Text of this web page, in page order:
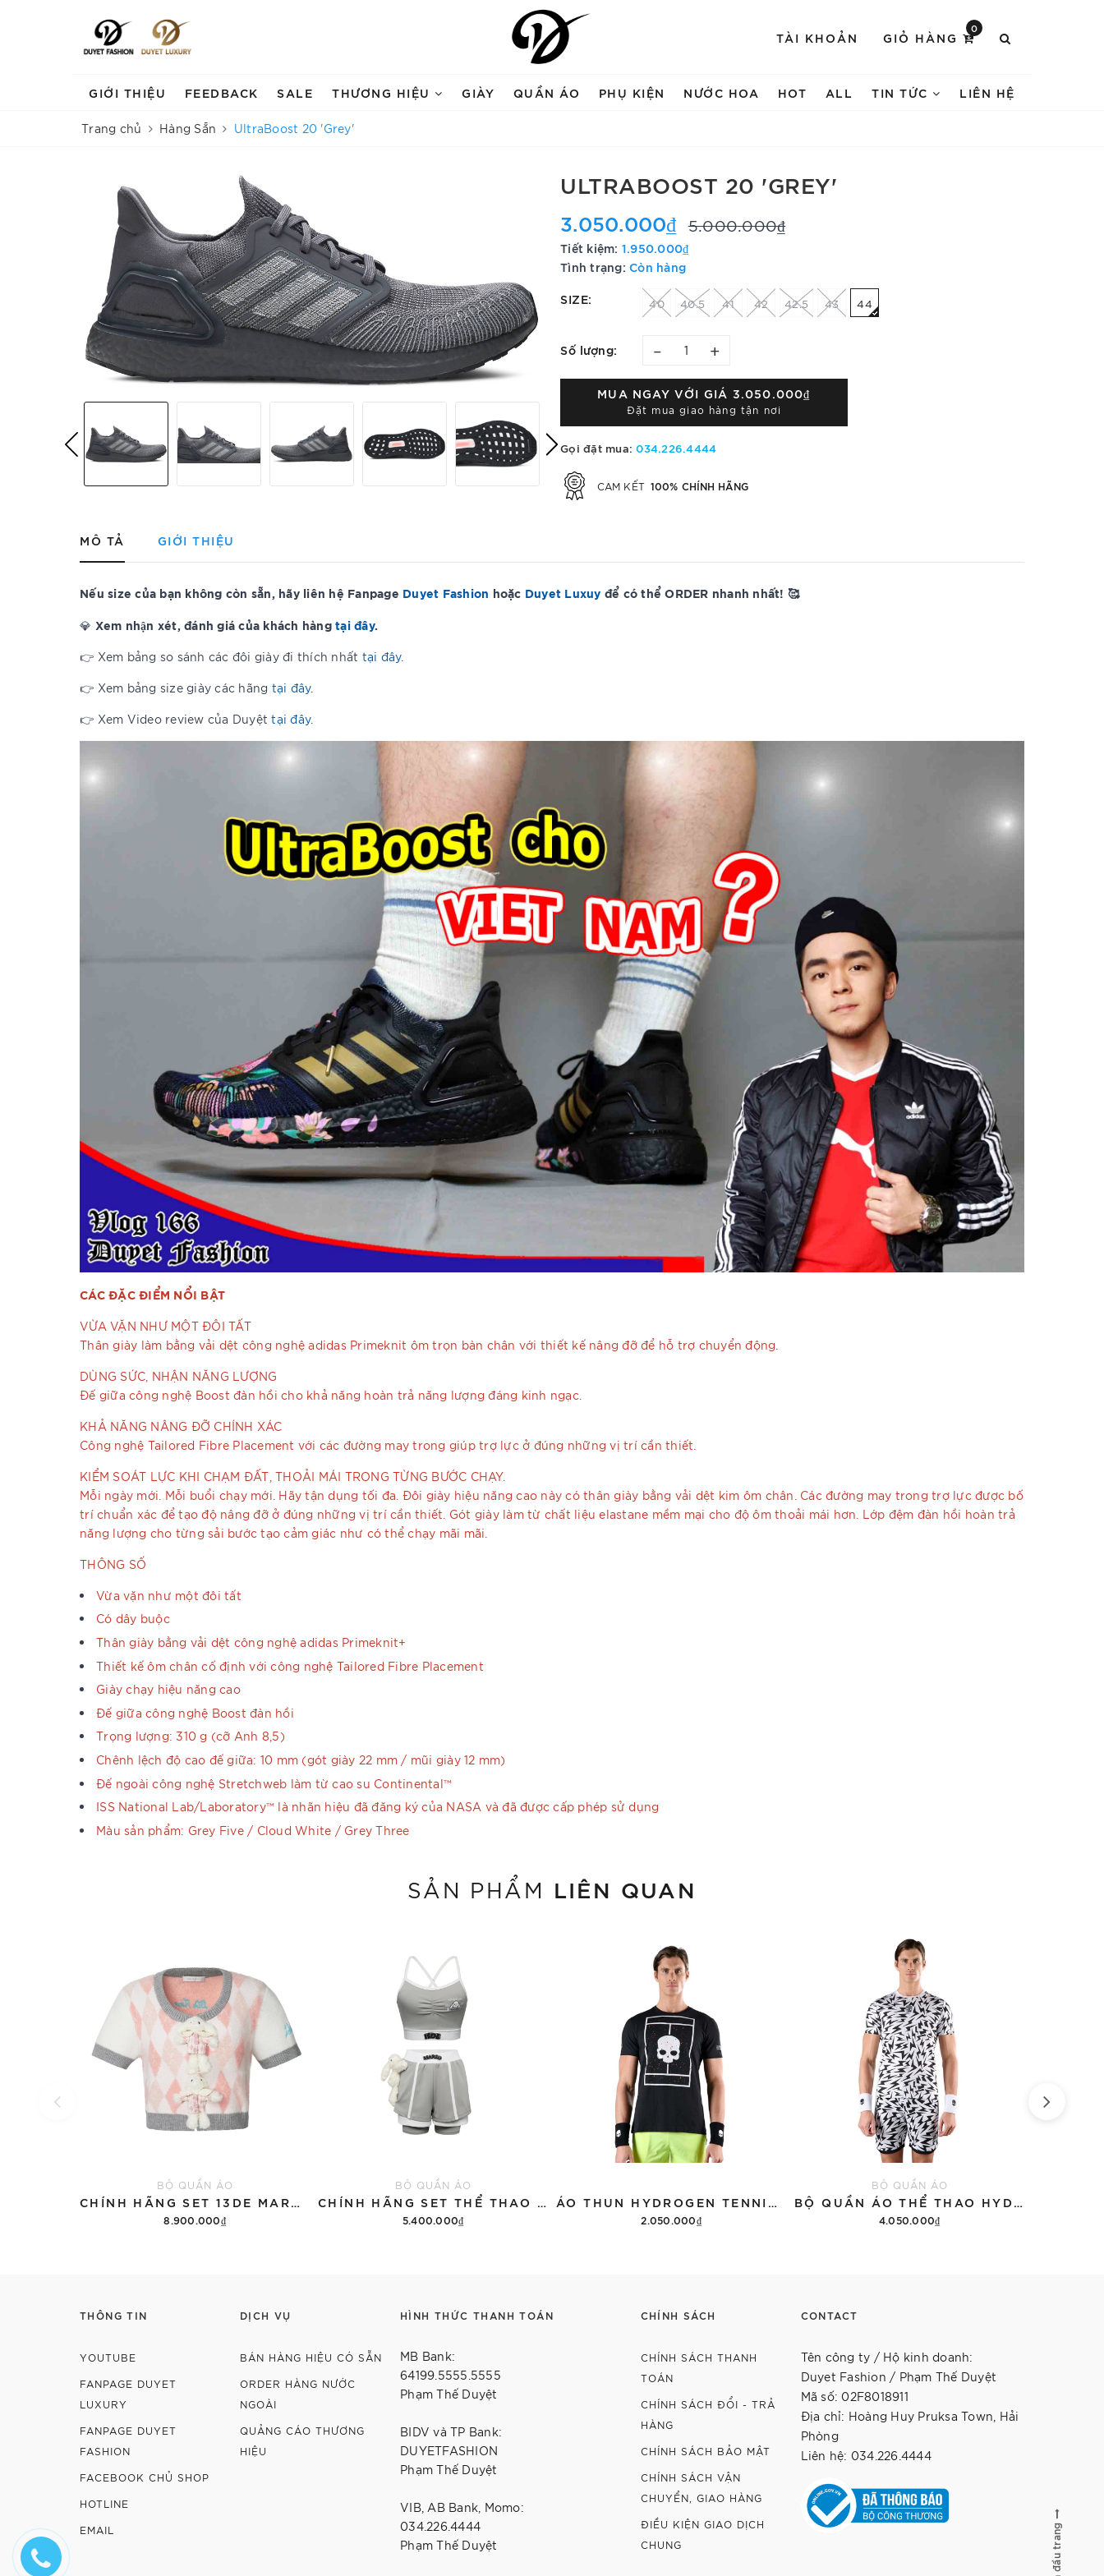
TÀI KHOẢN GIỎ HÀNG
0
GIỚI THIỆU FEEDBACK SALE THƯƠNG HIỆU GIÀY QUẦN ÁO PHỤ KIỆN NƯỚC HOA HOT ALL TIN TỨC LIÊN HỆ
Trang chủ Hàng Sẵn UltraBoost 20 'Grey'
ULTRABOOST 20 'GREY'
3.050.000₫ 5.000.000₫
Tiết kiệm: 1.950.000₫
Tình trạng: Còn hàng
SIZE: 40 40.5 41 42 42.5 43 44
Số lượng: – +
MUA NGAY VỚI GIÁ 3.050.000₫
Đặt mua giao hàng tận nơi
Gọi đặt mua:034.226.4444
CAM KẾT 100% CHÍNH HÃNG
MÔ TẢ GIỚI THIỆU
Nếu size của bạn không còn sẵn, hãy liên hệ Fanpage Duyet Fashion hoặc Duyet Luxuy để có thể ORDER nhanh nhất! 🥰
💎 Xem nhận xét, đánh giá của khách hàng tại đây.
👉 Xem bảng so sánh các đôi giày đi thích nhất tại đây.
👉 Xem bảng size giày các hãng tại đây.
👉 Xem Video review của Duyệttại đây.
CÁC ĐẶC ĐIỂM NỔI BẬT
VỪA VẶN NHƯ MỘT ĐÔI TẤT
Thân giày làm bằng vải dệt công nghệ adidas Primeknit ôm trọn bàn chân với thiết kế nâng đỡ để hỗ trợ chuyển động.
DÙNG SỨC, NHẬN NĂNG LƯỢNG
Đế giữa công nghệ Boost đàn hồi cho khả năng hoàn trả năng lượng đáng kinh ngạc.
KHẢ NĂNG NÂNG ĐỠ CHÍNH XÁC
Công nghệ Tailored Fibre Placement với các đường may trong giúp trợ lực ở đúng những vị trí cần thiết.
KIỂM SOÁT LỰC KHI CHẠM ĐẤT, THOẢI MÁI TRONG TỪNG BƯỚC CHẠY.
Mỗi ngày mới. Mỗi buổi chạy mới. Hãy tận dụng tối đa. Đôi giày hiệu năng cao này có thân giày bằng vải dệt kim ôm chân. Các đường may trong trợ lực được bố
trí chuẩn xác để tạo độ nâng đỡ ở đúng những vị trí cần thiết. Gót giày làm từ chất liệu elastane mềm mại cho độ ôm thoải mái hơn. Lớp đệm đàn hồi hoàn trả
năng lượng cho từng sải bước tạo cảm giác như có thể chạy mãi mãi.
THÔNG SỐ
Vừa vặn như một đôi tất
Có dây buộc
Thân giày bằng vải dệt công nghệ adidas Primeknit+
Thiết kế ôm chân cố định với công nghệ Tailored Fibre Placement
Giày chạy hiệu năng cao
Đế giữa công nghệ Boost đàn hồi
Trọng lượng: 310 g (cỡ Anh 8,5)
Chênh lệch độ cao đế giữa: 10 mm (gót giày 22 mm / mũi giày 12 mm)
Đế ngoài công nghệ Stretchweb làm từ cao su Continental™
ISS National Lab/Laboratory™ là nhãn hiệu đã đăng ký của NASA và đã được cấp phép sử dụng
Màu sản phẩm: Grey Five / Cloud White / Grey Three
SẢN PHẨM LIÊN QUAN
BỘ QUẦN ÁO
CHÍNH HÃNG SET 13DE MARZO SUGAR SWIZZLE SUPER CUTE
8.900.000₫
BỘ QUẦN ÁO
CHÍNH HÃNG SET THỂ THAO 13DE MARZO BEAR VINTAGE 'GRAY'
5.400.000₫
ÁO THUN HYDROGEN TENNIS COURT COTTON 'BLACK'
2.050.000₫
BỘ QUẦN ÁO
BỘ QUẦN ÁO THỂ THAO HYDROGEN THUNDERS TECH
4.050.000₫
THÔNG TIN
YOUTUBE
FANPAGE DUYET
LUXURY
FANPAGE DUYET
FASHION
FACEBOOK CHỦ SHOP
HOTLINE
EMAIL
DỊCH VỤ
BÁN HÀNG HIỆU CÓ SẴN
ORDER HÀNG NƯỚC
NGOÀI
QUẢNG CÁO THƯƠNG
HIỆU
HÌNH THỨC THANH TOÁN
MB Bank:
64199.5555.5555
Phạm Thế Duyệt
BIDV và TP Bank:
DUYETFASHION
Phạm Thế Duyệt
VIB, AB Bank, Momo:
034.226.4444
Phạm Thế Duyệt
CHÍNH SÁCH
CHÍNH SÁCH THANH
TOÁN
CHÍNH SÁCH ĐỔI - TRẢ
HÀNG
CHÍNH SÁCH BẢO MẬT
CHÍNH SÁCH VẬN
CHUYỂN, GIAO HÀNG
ĐIỀU KIỆN GIAO DỊCH
CHUNG
CONTACT
Tên công ty / Hộ kinh doanh:
Duyet Fashion / Phạm Thế Duyệt
Mã số: 02F8018911
Địa chỉ: Hoàng Huy Pruksa Town, Hải
Phòng
Liên hệ: 034.226.4444
Lên đầu trang